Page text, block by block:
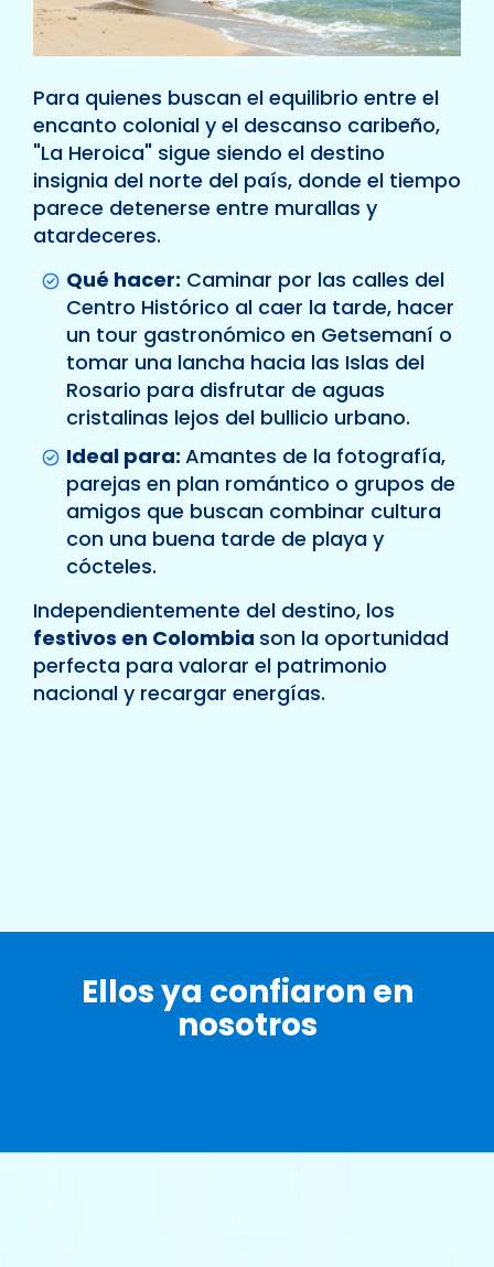
Para quienes buscan el equilibrio entre el
encanto colonial y el descanso caribeño,
"La Heroica" sigue siendo el destino
insignia del norte del país, donde el tiempo
parece detenerse entre murallas y
atardeceres.
Qué hacer: Caminar por las calles del
Centro Histórico al caer la tarde, hacer
un tour gastronómico en Getsemaní o
tomar una lancha hacia las Islas del
Rosario para disfrutar de aguas
cristalinas lejos del bullicio urbano.
Ideal para: Amantes de la fotografía,
parejas en plan romántico o grupos de
amigos que buscan combinar cultura
con una buena tarde de playa y
cócteles.
Independientemente del destino, los
festivos en Colombia son la oportunidad
perfecta para valorar el patrimonio
nacional y recargar energías.
Ellos ya confiaron en
nosotros